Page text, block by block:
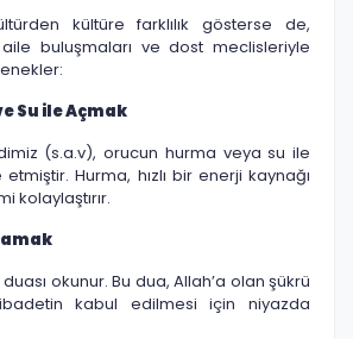
kültüre farklılık gösterse de,
buluşmaları ve dost meclisleriyle
Su ile Açmak
(s.a.v), orucun hurma veya su ile
etmiştir. Hurma, hızlı bir enerji kaynağı
kolaylaştırır.
okunur. Bu dua, Allah’a olan şükrü
kabul edilmesi için niyazda